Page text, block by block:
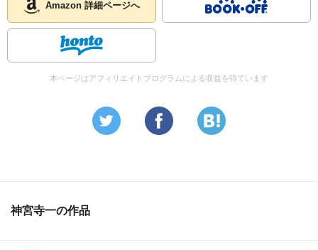
Amazon 詳細ページへ
本ページはアフィリエイトプログラムによる収益を得ています
神宮寺一の作品